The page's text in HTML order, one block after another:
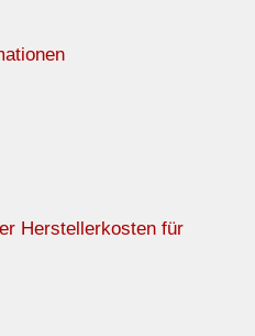
Herstellerkosten für